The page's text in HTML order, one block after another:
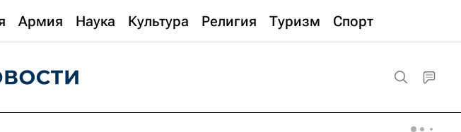
Армия Наука Культура Религия Туризм Спорт